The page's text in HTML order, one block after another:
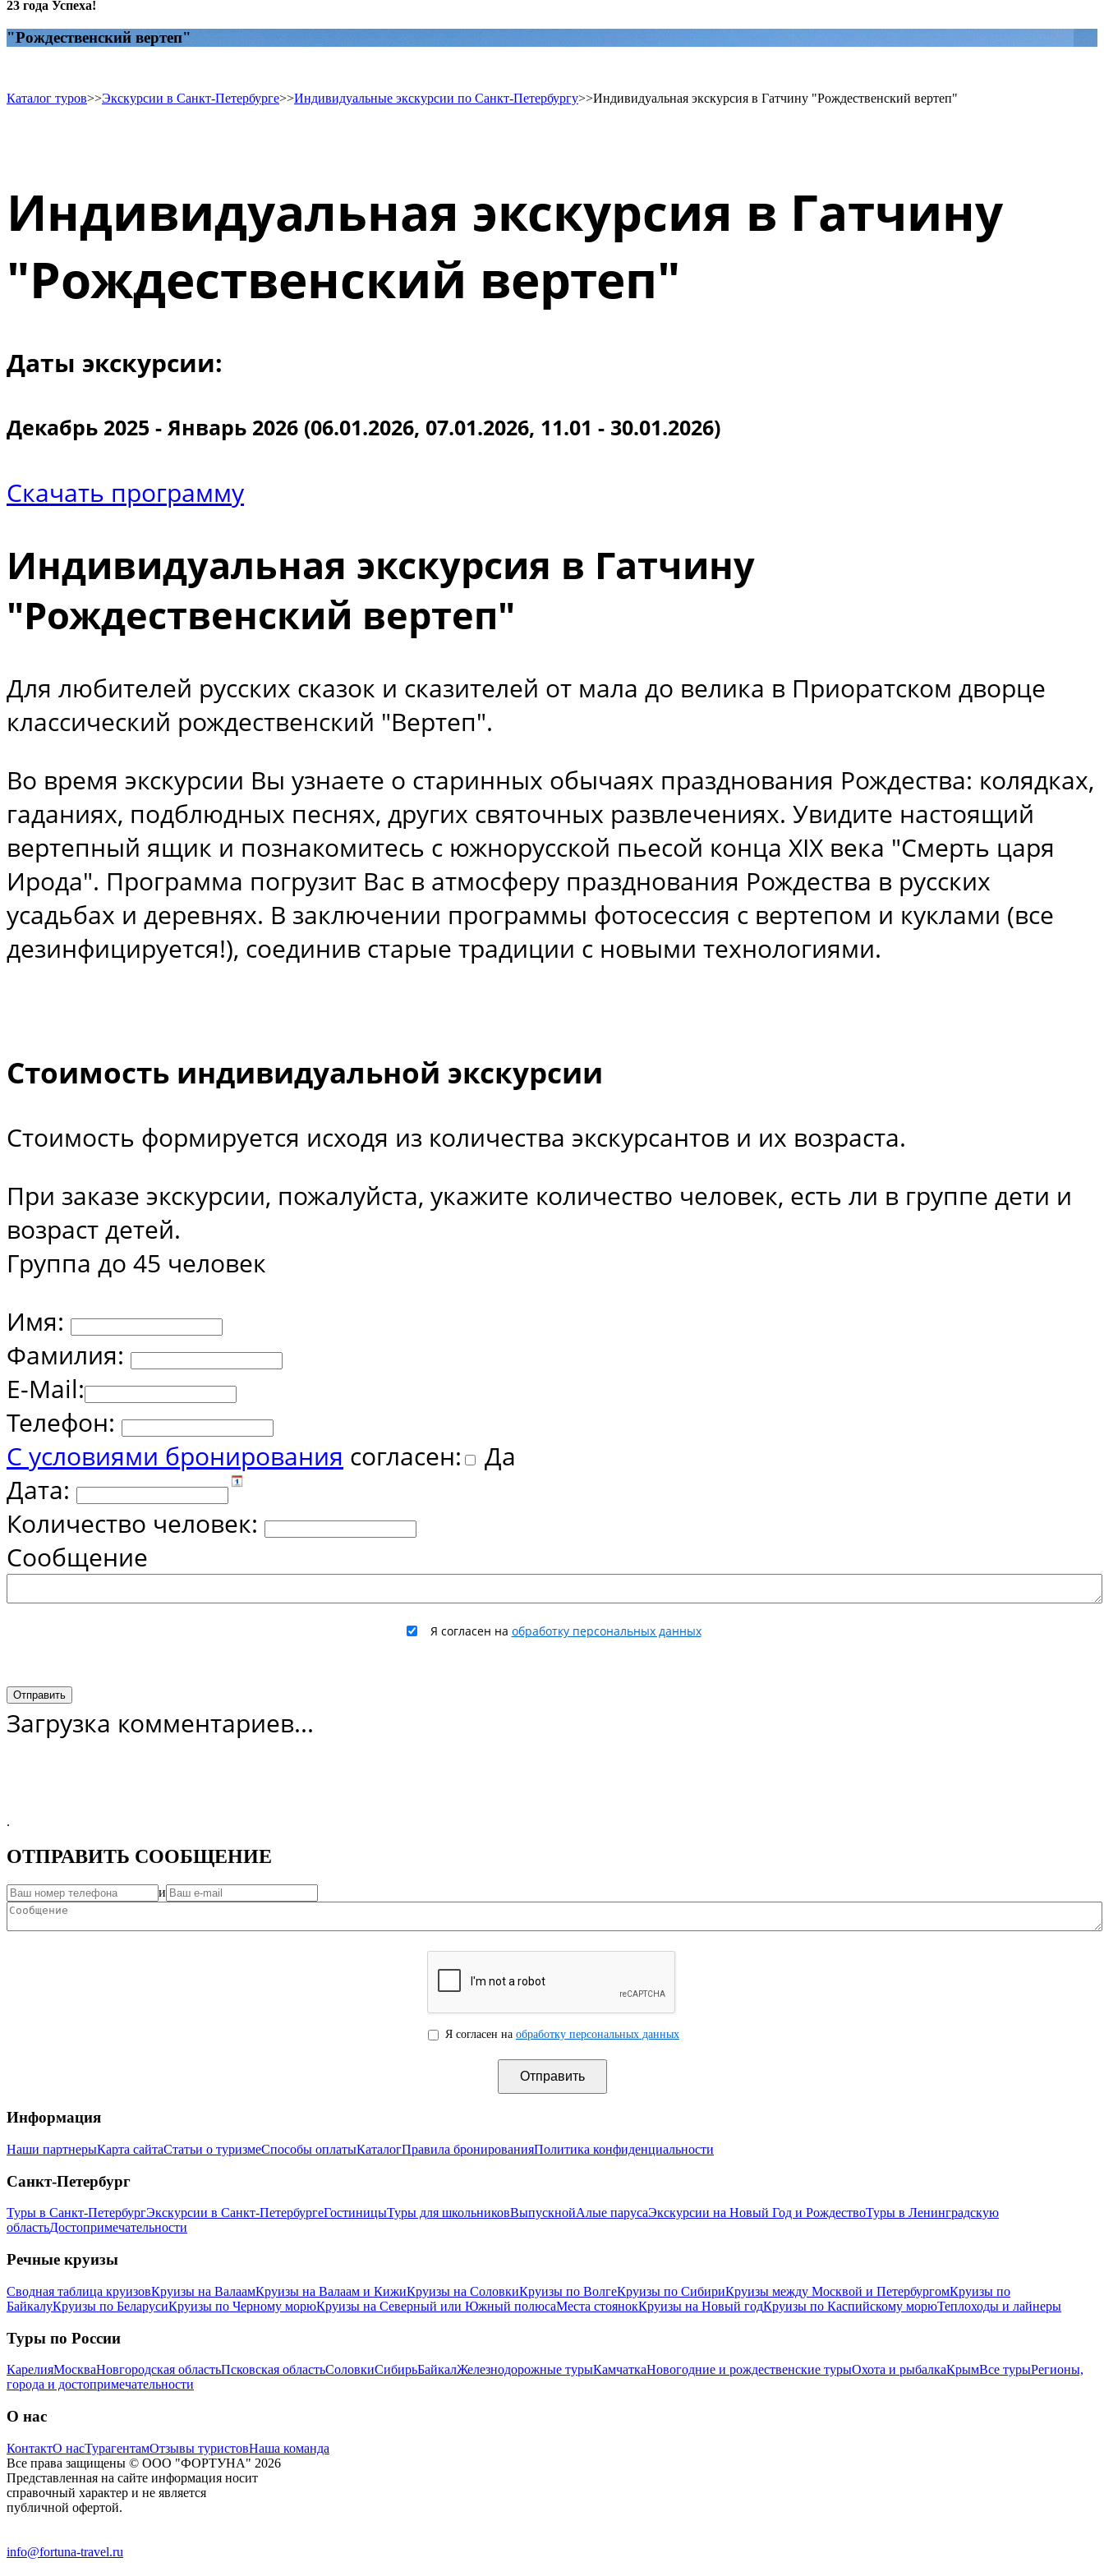
23 года Успеха!
"Рождественский вертеп"
Каталог туров>>Экскурсии в Санкт-Петербурге>>Индивидуальные экскурсии по Санкт-Петербургу>>Индивидуальная экскурсия в Гатчину "Рождественский вертеп"
Индивидуальная экскурсия в Гатчину
"Рождественский вертеп"
Даты экскурсии:
Декабрь 2025 - Январь 2026 (06.01.2026, 07.01.2026, 11.01 - 30.01.2026)
Скачать программу
Индивидуальная экскурсия в Гатчину
"Рождественский вертеп"
Для любителей русских сказок и сказителей от мала до велика в Приоратском дворце
классический рождественский "Вертеп".
Во время экскурсии Вы узнаете о старинных обычаях празднования Рождества: колядках,
гаданиях, подблюдных песнях, других святочных развлечениях. Увидите настоящий
вертепный ящик и познакомитесь с южнорусской пьесой конца XIX века "Смерть царя
Ирода". Программа погрузит Вас в атмосферу празднования Рождества в русских
усадьбах и деревнях. В заключении программы фотосессия с вертепом и куклами (все
дезинфицируется!), соединив старые традиции с новыми технологиями.
Стоимость индивидуальной экскурсии
Стоимость формируется исходя из количества экскурсантов и их возраста.
При заказе экскурсии, пожалуйста, укажите количество человек, есть ли в группе дети и
возраст детей.
Группа до 45 человек
Имя:
Фамилия:
E-Mail:
Телефон:
С условиями бронирования согласен:
Да
Дата:
Количество человек:
Сообщение
Я согласен на обработку персональных данных
Загрузка комментариев...
.
ОТПРАВИТЬ СООБЩЕНИЕ
и
Я согласен на обработку персональных данных
Информация
Наши партнерыКарта сайтаСтатьи о туризмеСпособы оплатыКаталогПравила бронированияПолитика конфиденциальности
Санкт-Петербург
Туры в Санкт-ПетербургЭкскурсии в Санкт-ПетербургеГостиницыТуры для школьниковВыпускнойАлые парусаЭкскурсии на Новый Год и РождествоТуры в Ленинградскую
областьДостопримечательности
Речные круизы
Сводная таблица круизовКруизы на ВалаамКруизы на Валаам и КижиКруизы на СоловкиКруизы по ВолгеКруизы по СибириКруизы между Москвой и ПетербургомКруизы по
БайкалуКруизы по БеларусиКруизы по Черному морюКруизы на Северный или Южный полюсаМеста стоянокКруизы на Новый годКруизы по Каспийскому морюТеплоходы и лайнеры
Туры по России
КарелияМоскваНовгородская областьПсковская областьСоловкиСибирьБайкалЖелезнодорожные турыКамчаткаНовогодние и рождественские турыОхота и рыбалкаКрымВсе турыРегионы,
города и достопримечательности
О нас
КонтактО насТурагентамОтзывы туристовНаша команда
Все права защищены © ООО "ФОРТУНА" 2026
Представленная на сайте информация носит
справочный характер и не является
публичной офертой.
info@fortuna-travel.ru